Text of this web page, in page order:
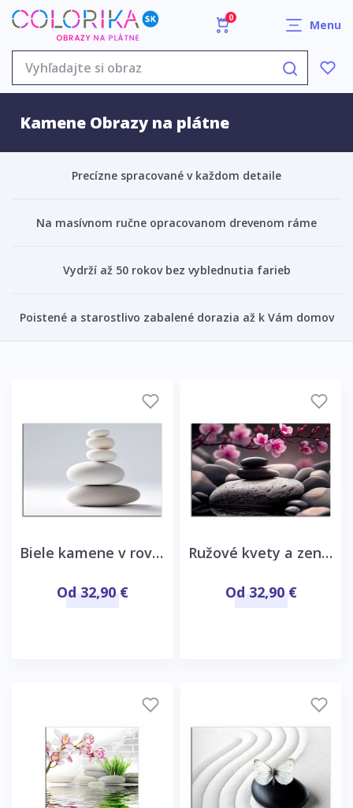
0 Menu
Kamene Obrazy na plátne
Precízne spracované v každom detaile
Na masívnom ručne opracovanom drevenom ráme
Vydrží až 50 rokov bez vyblednutia farieb
Poistené a starostlivo zabalené dorazia až k Vám domov
Biele kamene v rovnováhe
Od 32,90 €
Ružové kvety a zen kamene
Od 32,90 €